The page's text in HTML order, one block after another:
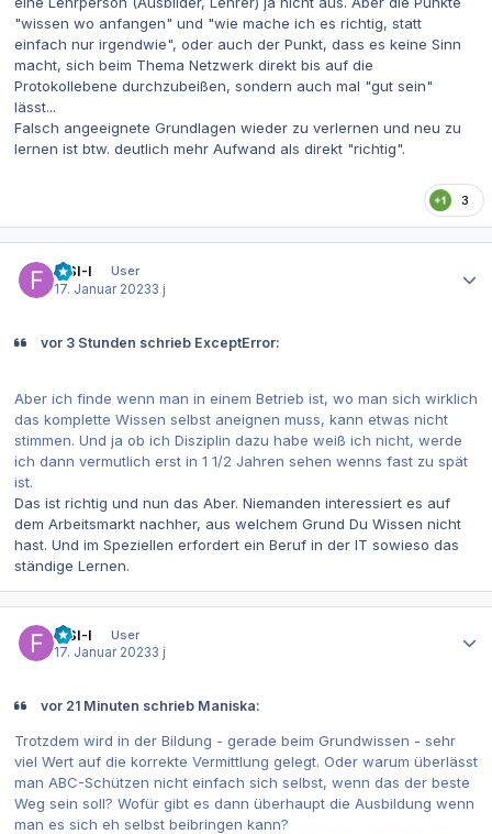
"wissen wo anfangen" und "wie mache ich es richtig, statt
einfach nur irgendwie", oder auch der Punkt, dass es keine Sinn
macht, sich beim Thema Netzwerk direkt bis auf die
Protokollebene durchzubeißen, sondern auch mal "gut sein"
lässt...
Falsch angeeignete Grundlagen wieder zu verlernen und neu zu
lernen ist btw. deutlich mehr Aufwand als direkt "richtig".
3
FISI-I
User
17. Januar 20233 j
vor 3 Stunden schrieb ExceptError:
Aber ich finde wenn man in einem Betrieb ist, wo man sich wirklich
das komplette Wissen selbst aneignen muss, kann etwas nicht
stimmen. Und ja ob ich Disziplin dazu habe weiß ich nicht, werde
ich dann vermutlich erst in 1 1/2 Jahren sehen wenns fast zu spät
ist.
Das ist richtig und nun das Aber. Niemanden interessiert es auf
dem Arbeitsmarkt nachher, aus welchem Grund Du Wissen nicht
hast. Und im Speziellen erfordert ein Beruf in der IT sowieso das
ständige Lernen.
FISI-I
User
17. Januar 20233 j
vor 21 Minuten schrieb Maniska:
Trotzdem wird in der Bildung - gerade beim Grundwissen - sehr
viel Wert auf die korrekte Vermittlung gelegt. Oder warum überlässt
man ABC-Schützen nicht einfach sich selbst, wenn das der beste
Weg sein soll? Wofür gibt es dann überhaupt die Ausbildung wenn
man es sich eh selbst beibringen kann?